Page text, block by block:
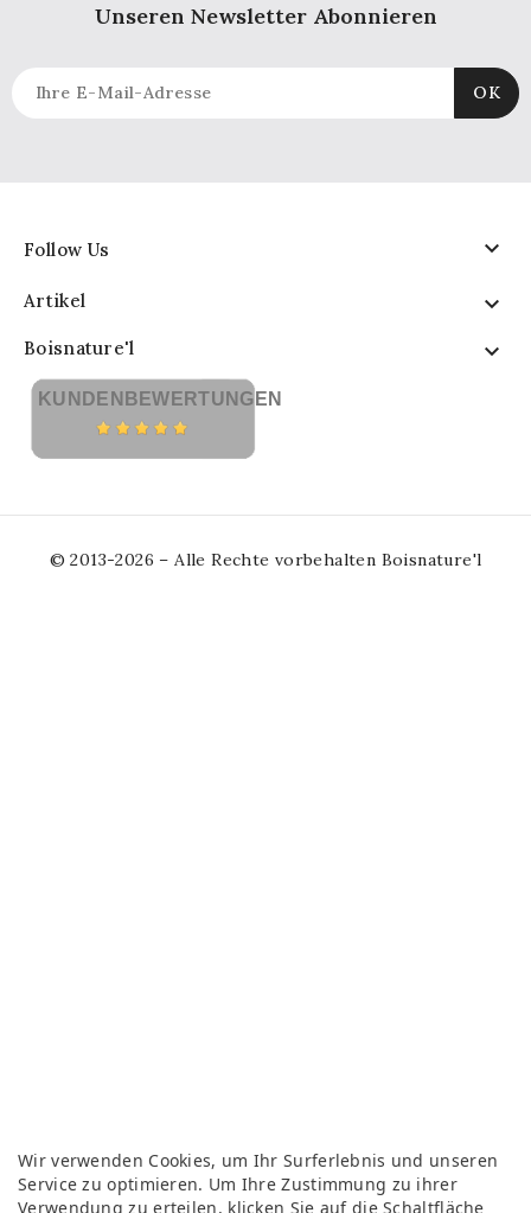
Unseren Newsletter Abonnieren
Follow Us 
Artikel 
Boisnature'l 
Wir verwenden Cookies, um Ihr Surferlebnis und unseren
Service zu optimieren. Um Ihre Zustimmung zu ihrer
Verwendung zu erteilen, klicken Sie auf die Schaltfläche
KUNDENBEWERTUNGEN
© 2013-2026 – Alle Rechte vorbehalten Boisnature'l